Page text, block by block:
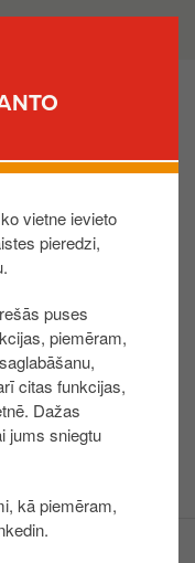
vietne ievieto
pieredzi,
puses
piemēram,
citas funkcijas,
Dažas
jums sniegtu
kā piemēram,
nov.